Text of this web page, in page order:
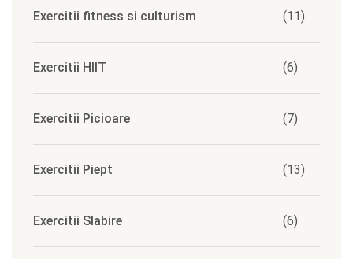
Exercitii fitness si culturism (11)
Exercitii HIIT (6)
Exercitii Picioare (7)
Exercitii Piept (13)
Exercitii Slabire (6)